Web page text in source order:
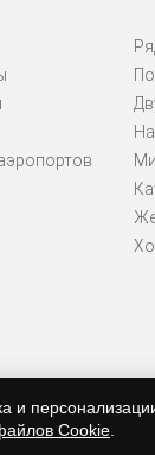
персонализации
Cookie